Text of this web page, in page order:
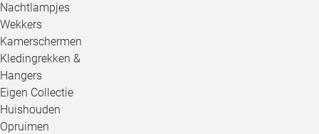
Nachtlampjes
Wekkers
Kamerschermen
Kledingrekken &
Hangers
Eigen Collectie
Huishouden
Opruimen